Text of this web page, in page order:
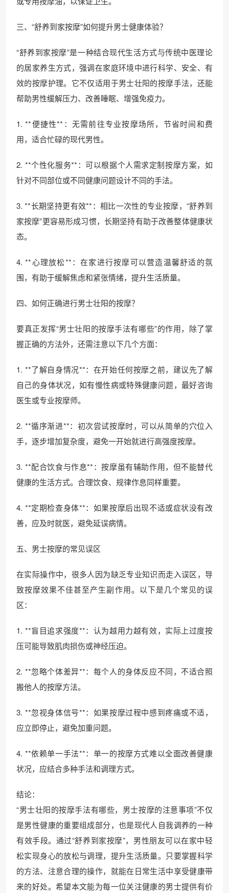
三、“舒养到家按摩”如何提升男士健康体验？
“舒养到家按摩”是一种结合现代生活方式与传统中医理论
的居家养生方式，强调在家庭环境中进行科学、安全、有
效的按摩护理。它不仅适用于男士壮阳的按摩手法，还能
帮助男性缓解压力、改善睡眠、增强免疫力。
1. **便捷性**：无需前往专业按摩场所，节省时间和费
用，适合忙碌的现代男性。
2. **个性化服务**：可以根据个人需求定制按摩方案，如
针对不同部位或不同健康问题设计不同的手法。
3. **长期坚持更有效**：相比一次性的专业按摩，“舒养到
家按摩”更容易形成习惯，长期坚持有助于改善整体健康状
态。
4. **心理放松**：在家进行按摩可以营造温馨舒适的氛
围，有助于缓解焦虑和紧张情绪，提升生活质量。
四、如何正确进行男士壮阳的按摩？
要真正发挥“男士壮阳的按摩手法有哪些”的作用，除了掌
握正确的方法外，还需注意以下几个方面：
1. **了解自身情况**：在开始任何按摩之前，建议先了解
自己的身体状况，如有慢性病或特殊健康问题，最好咨询
医生或专业按摩师。
2. **循序渐进**：初次尝试按摩时，可以从简单的穴位入
手，逐步增加复杂度，避免一开始就进行高强度按摩。
3. **配合饮食与作息**：按摩虽有辅助作用，但不能替代
健康的生活方式。合理饮食、规律作息同样重要。
4. **定期检查身体**：如果按摩后出现不适或症状没有改
善，应及时就医，避免延误病情。
五、男士按摩的常见误区
在实际操作中，很多人因为缺乏专业知识而走入误区，导
致按摩效果不佳甚至产生副作用。以下是几个常见的误
区：
1. **盲目追求强度**：认为越用力越有效，实际上过度按
压可能导致肌肉损伤或神经压迫。
2. **忽略个体差异**：每个人的身体反应不同，不适合照
搬他人的按摩方法。
3. **忽视身体信号**：如果按摩过程中感到疼痛或不适，
应立即停止，避免加重问题。
4. **依赖单一手法**：单一的按摩方式难以全面改善健康
状况，应结合多种手法和调理方式。
结论：
“男士壮阳的按摩手法有哪些，男士按摩的注意事项”不仅
是男性健康的重要组成部分，也是现代人自我调养的一种
有效手段。通过“舒养到家按摩”，男性朋友可以在家中轻
松实现身心的放松与调理，提升生活质量。只要掌握科学
的方法、注意合理的操作，就能在日常生活中享受健康带
来的好处。希望本文能为每一位关注健康的男士提供有价